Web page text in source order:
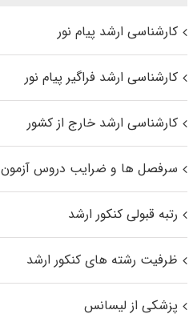
کارشناسی ارشد پیام نور
کارشناسی ارشد فراگیر پیام نور
کارشناسی ارشد خارج از کشور
سرفصل ها و ضرایب دروس آزمون
رتبه قبولی کنکور ارشد
ظرفیت رشته های کنکور ارشد
پزشکی از لیسانس